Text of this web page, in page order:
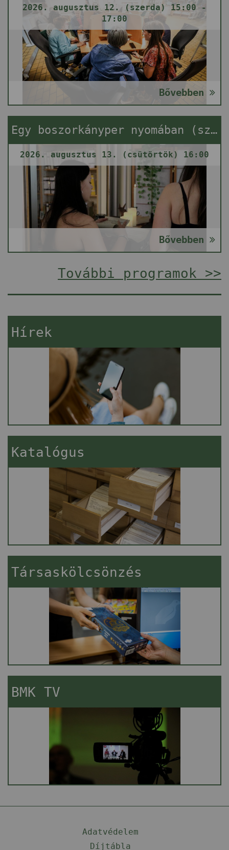
2026. augusztus 12. (szerda) 15:00 -
17:00
Bővebben
Egy boszorkányper nyomában (szabadulós játék)
2026. augusztus 13. (csütörtök) 16:00
Bővebben
További programok >>
Hírek
Katalógus
Társaskölcsönzés
BMK TV
Adatvédelem
Díjtábla